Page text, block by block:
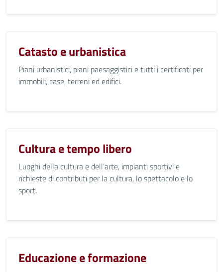
Catasto e urbanistica
Piani urbanistici, piani paesaggistici e tutti i certificati per
immobili, case, terreni ed edifici.
Cultura e tempo libero
Luoghi della cultura e dell’arte, impianti sportivi e
richieste di contributi per la cultura, lo spettacolo e lo
sport.
Educazione e formazione